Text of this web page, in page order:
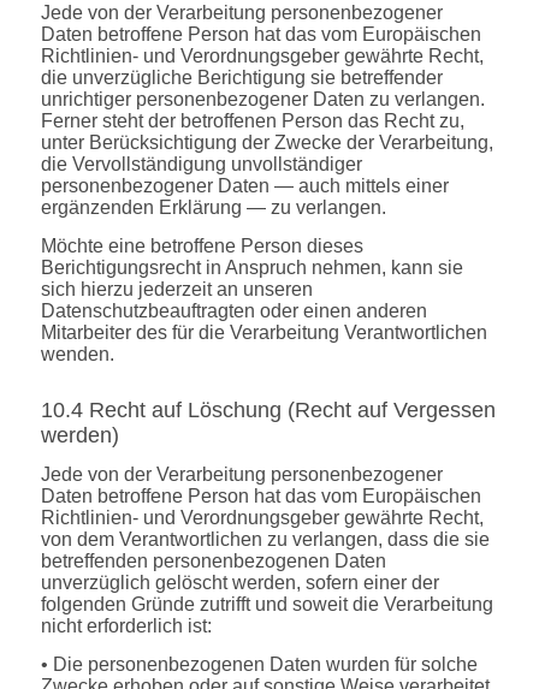
Jede von der Verarbeitung personenbezogener
Daten betroffene Person hat das vom Europäischen
Richtlinien- und Verordnungsgeber gewährte Recht,
die unverzügliche Berichtigung sie betreffender
unrichtiger personenbezogener Daten zu verlangen.
Ferner steht der betroffenen Person das Recht zu,
unter Berücksichtigung der Zwecke der Verarbeitung,
die Vervollständigung unvollständiger
personenbezogener Daten — auch mittels einer
ergänzenden Erklärung — zu verlangen.
Möchte eine betroffene Person dieses
Berichtigungsrecht in Anspruch nehmen, kann sie
sich hierzu jederzeit an unseren
Datenschutzbeauftragten oder einen anderen
Mitarbeiter des für die Verarbeitung Verantwortlichen
wenden.
10.4 Recht auf Löschung (Recht auf Vergessen
werden)
Jede von der Verarbeitung personenbezogener
Daten betroffene Person hat das vom Europäischen
Richtlinien- und Verordnungsgeber gewährte Recht,
von dem Verantwortlichen zu verlangen, dass die sie
betreffenden personenbezogenen Daten
unverzüglich gelöscht werden, sofern einer der
folgenden Gründe zutrifft und soweit die Verarbeitung
nicht erforderlich ist:
• Die personenbezogenen Daten wurden für solche